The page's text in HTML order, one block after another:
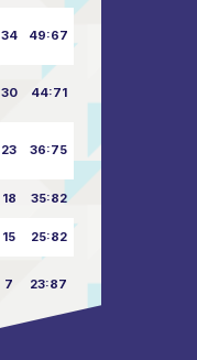
34 49:67
30 44:71
23 36:75
18 35:82
15 25:82
7 23:87